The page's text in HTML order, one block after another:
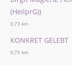
(HeilprG))
0,73 km
KONKRET GELEBT
0,75 km